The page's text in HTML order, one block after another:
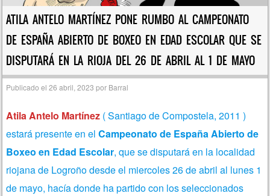
ATILA ANTELO MARTÍNEZ PONE RUMBO AL CAMPEONATO
DE ESPAÑA ABIERTO DE BOXEO EN EDAD ESCOLAR QUE SE
DISPUTARÁ EN LA RIOJA DEL 26 DE ABRIL AL 1 DE MAYO
Publicado el26 abril, 2023 por Barral
Atila Antelo Martínez ( Santiago de Compostela, 2011 )
estará presente en elCampeonato de España Abierto de
Boxeo en Edad Escolar, que se disputará en la localidad
riojana de Logroño desde el miercoles 26 de abril al lunes 1
de mayo, hacía donde ha partido con los seleccionados